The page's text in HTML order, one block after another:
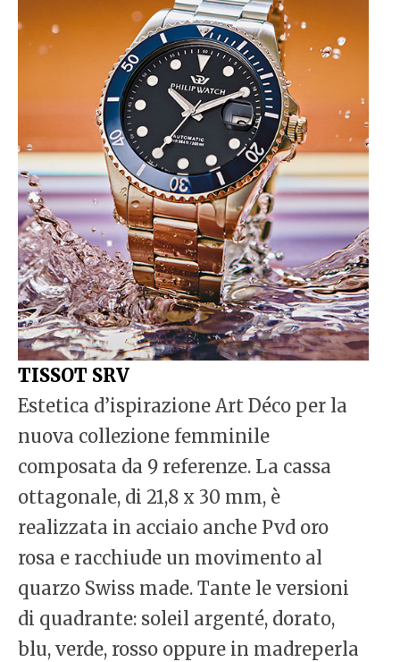
TISSOT SRV
Estetica d’ispirazione Art Déco per la
nuova collezione femminile
composata da 9 referenze. La cassa
ottagonale, di 21,8 x 30 mm, è
realizzata in acciaio anche Pvd oro
rosa e racchiude un movimento al
quarzo Swiss made. Tante le versioni
di quadrante: soleil argenté, dorato,
blu, verde, rosso oppure in madreperla